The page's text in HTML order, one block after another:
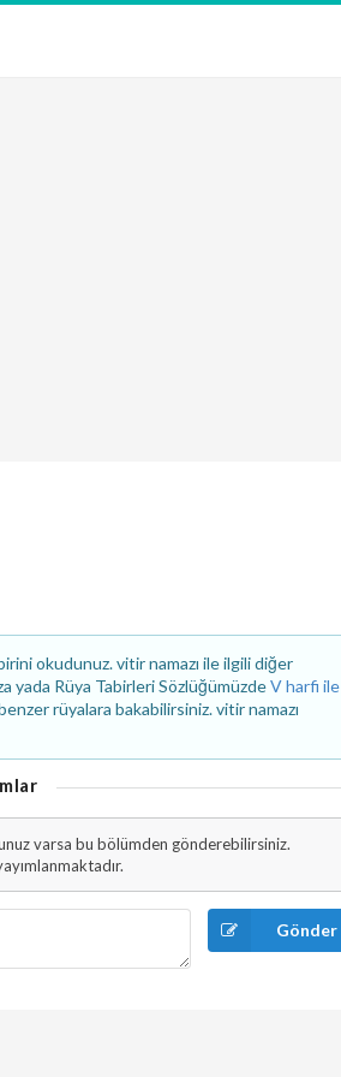
okudunuz. vitir namazı ile ilgili diğer
yada Rüya Tabirleri SözlüğümüzdeV harfi ile
rüyalara bakabilirsiniz. vitir namazı
varsa bu bölümden gönderebilirsiniz.
Gönder